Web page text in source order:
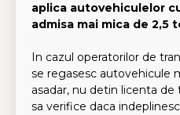
aplica autovehiculelor
admisa mai mica de 2,5
In cazul operatorilor de
se regasesc autovehicule
asadar, nu detin licenta
sa verifice daca